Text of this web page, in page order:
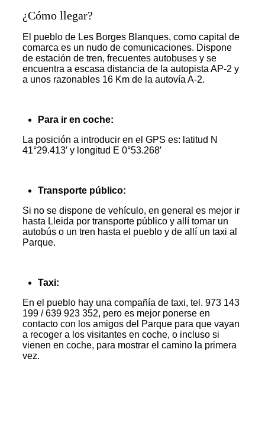
¿Cómo llegar?
El pueblo de Les Borges Blanques, como capital de
comarca es un nudo de comunicaciones. Dispone
de estación de tren, frecuentes autobuses y se
encuentra a escasa distancia de la autopista AP-2 y
a unos razonables 16 Km de la autovía A-2.
Para ir en coche:
La posición a introducir en el GPS es: latitud N
41°29.413′ y longitud E 0°53.268′
Transporte público:
Si no se dispone de vehículo, en general es mejor ir
hasta Lleida por transporte público y allí tomar un
autobús o un tren hasta el pueblo y de allí un taxi al
Parque.
Taxi:
En el pueblo hay una compañía de taxi, tel. 973 143
199 / 639 923 352, pero es mejor ponerse en
contacto con los amigos del Parque para que vayan
a recoger a los visitantes en coche, o incluso si
vienen en coche, para mostrar el camino la primera
vez.